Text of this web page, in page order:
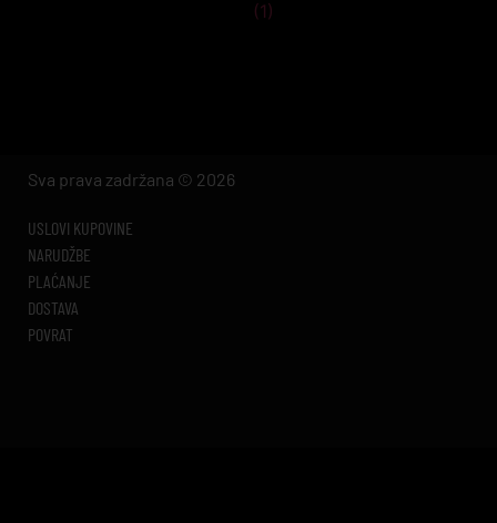
Sva prava zadržana © 2026
USLOVI KUPOVINE
NARUDŽBE
PLAĆANJE
DOSTAVA
POVRAT